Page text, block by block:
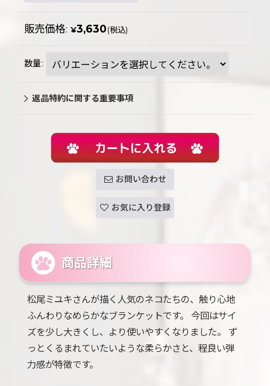
販売価格: ¥3,630(税込)
数量:
返品特約に関する重要事項
お問い合わせ
お気に入り登録
商品詳細
松尾ミユキさんが描く人気のネコたちの、触り心地
ふんわりなめらかなブランケットです。 今回はサイ
ズを少し大きくし、より使いやすくなりました。 ず
っとくるまれていたいような柔らかさと、程良い弾
力感が特徴です。